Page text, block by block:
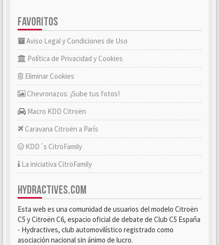
FAVORITOS
Aviso Legal y Condiciones de Uso
Política de Privacidad y Cookies
Eliminar Cookies
Chevronazos: ¡Sube tus fotos!
Macro KDD Citroën
Caravana Citroën a París
KDD´s CitröFamily
La iniciativa CitröFamily
HYDRACTIVES.COM
Esta web es una comunidad de usuarios del modelo Citroën
C5 y Citroën C6, espacio oficial de debate de Club C5 España
- Hydractives, club automovilístico registrado como
asociación nacional sin ánimo de lucro.